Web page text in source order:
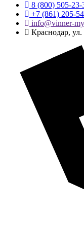
8 (800) 505-23-
+7 (861) 205-
info@vinner-
Краснодар, ул.